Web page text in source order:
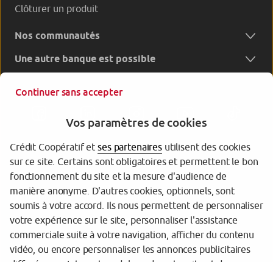
Clôturer un produit
Nos communautés
Une autre banque est possible
Garantie des dépôts
Protection des données personnelles
Gestion des cookies
Sécurité
Continuer sans accepter
Vos paramètres de cookies
Crédit Coopératif etses partenairesutilisent des cookies
sur ce site. Certains sont obligatoires et permettent le bon
fonctionnement du site et la mesure d'audience de
manière anonyme. D'autres cookies, optionnels, sont
soumis à votre accord. Ils nous permettent de personnaliser
votre expérience sur le site, personnaliser l'assistance
commerciale suite à votre navigation, afficher du contenu
vidéo, ou encore personnaliser les annonces publicitaires